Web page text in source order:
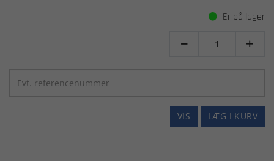
Er på lager
 
LÆG I KURV
VIS